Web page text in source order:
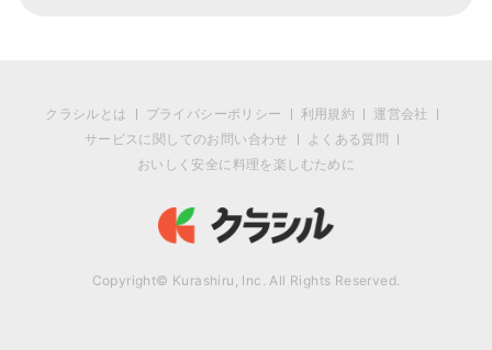
クラシルとは プライバシーポリシー 利用規約
運営会社
サービスに関してのお問い合わせ
よくある質問
おいしく安全に料理を楽しむために
Copyright© Kurashiru, Inc. All Rights Reserved.